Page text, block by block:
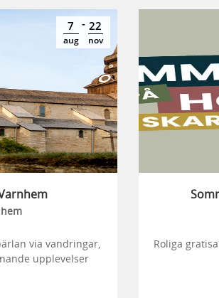
7
aug
- 22
nov
via vandringar,
upplevelser
Roliga